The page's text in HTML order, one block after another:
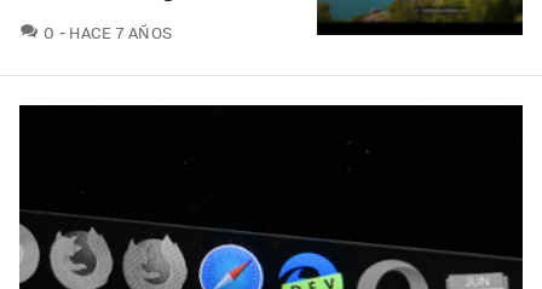
0 COMENTARIOS
HACE 7 AÑOS